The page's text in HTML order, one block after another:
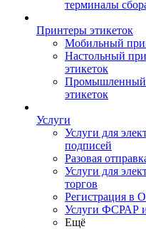
терминалы
Принтеры этикеток
Мобильный
Настольный
этикеток
Промышленный
этикеток
Услуги
Услуги для
подписей
Разовая
Услуги для
торгов
Регистрация в
Услуги ФСРАР
Ещё